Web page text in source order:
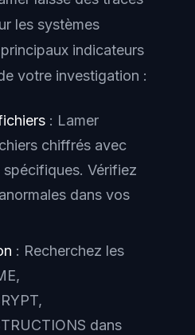
les systèmes
indicateurs
votre investigation :
: Lamer
chiffrés avec
spécifiques. Vérifiez
dans vos
: Recherchez les
dans